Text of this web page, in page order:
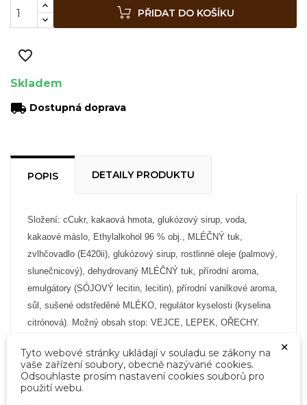
PŘIDAT DO KOŠÍKU
favorite_border
Skladem
local_shipping Dostupná doprava
POPIS DETAILY PRODUKTU
Složení: cCukr, kakaová hmota, glukózový sirup, voda,
kakaové máslo, Ethylalkohol 96 % obj., MLÉČNÝ tuk,
zvlhčovadlo (E420ii), glukózový sirup, rostlinné oleje (palmový,
slunečnicový), dehydrovaný MLÉČNÝ tuk, přírodní aroma,
emulgátory (SÓJOVÝ lecitin, lecitin), přírodní vanilkové aroma,
sůl, sušené odstředěné MLÉKO, regulátor kyselosti (kyselina
citrónová). Možný obsah stop: VEJCE, LEPEK, OŘECHY.
Nutriční hodnoty ve 100 g: energetická hodnota 1808 kJ / 432
kcal; tuky 14,5g (z toho nasycené mastné kyseliny 8,8g);
sacharidy 68,6g (z toho cukr 60,3g; bílkoviny 2,1 sůl 0,02g.
Vytvořit seznam přání
×
Tyto webové stránky ukládají v souladu se zákony na
vaše zařízení soubory, obecně nazývané cookies.
Odsouhlaste prosím nastavení cookies souborů pro
použití webu.